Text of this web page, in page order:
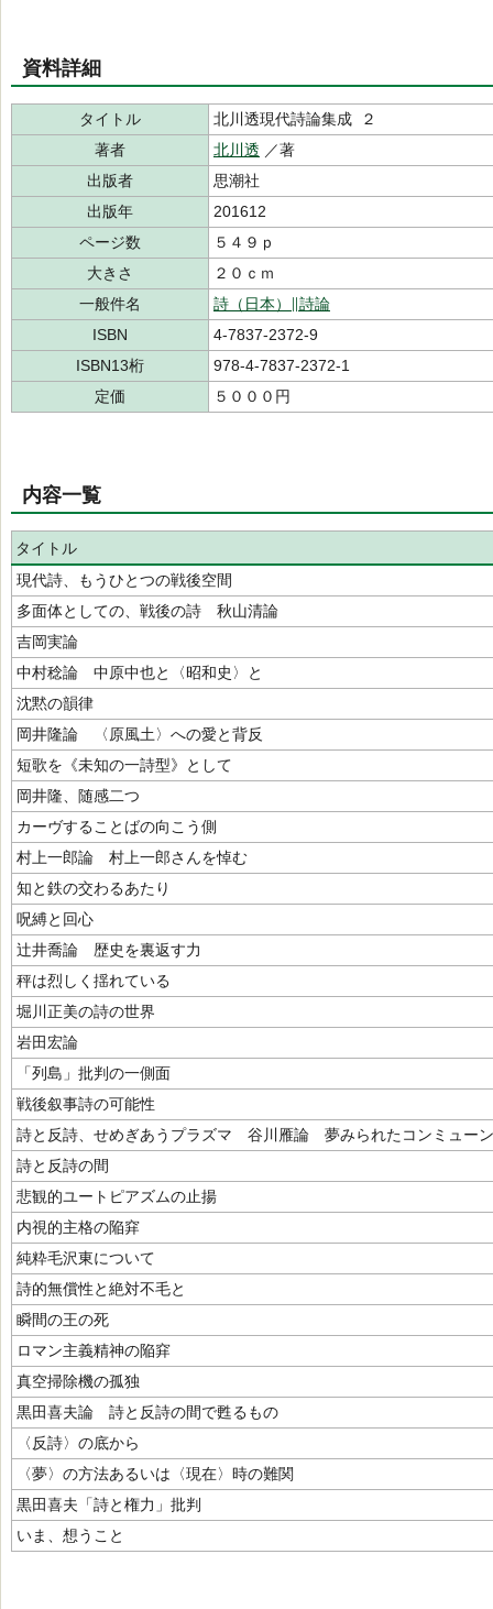
資料詳細
タイトル
北川透現代詩論集成 ２
著者
北川透 ／著
出版者
思潮社
出版年
201612
ページ数
５４９ｐ
大きさ
２０ｃｍ
一般件名
詩（日本）∥詩論
ISBN
4-7837-2372-9
ISBN13桁
978-4-7837-2372-1
定価
５０００円
内容一覧
タイトル
現代詩、もうひとつの戦後空間
多面体としての、戦後の詩 秋山清論
吉岡実論
中村稔論 中原中也と〈昭和史〉と
沈黙の韻律
岡井隆論 〈原風土〉への愛と背反
短歌を《未知の一詩型》として
岡井隆、随感二つ
カーヴすることばの向こう側
村上一郎論 村上一郎さんを悼む
知と鉄の交わるあたり
呪縛と回心
辻井喬論 歴史を裏返す力
秤は烈しく揺れている
堀川正美の詩の世界
岩田宏論
「列島」批判の一側面
戦後叙事詩の可能性
詩と反詩、せめぎあうプラズマ 谷川雁論 夢みられたコンミューン
詩と反詩の間
悲観的ユートピアズムの止揚
内視的主格の陥穽
純粋毛沢東について
詩的無償性と絶対不毛と
瞬間の王の死
ロマン主義精神の陥穽
真空掃除機の孤独
黒田喜夫論 詩と反詩の間で甦るもの
〈反詩〉の底から
〈夢〉の方法あるいは〈現在〉時の難関
黒田喜夫「詩と権力」批判
いま、想うこと